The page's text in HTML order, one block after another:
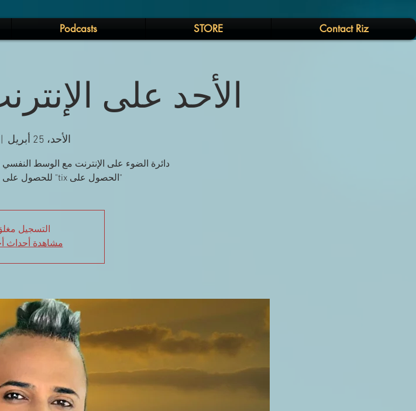
Podcasts STORE Contact Riz
الأحد على
الأحد، 25 أبريل
دائرة الضوء على الإنترنت مع الوسط النفسي
"الحصول على tix" للحصول على مزيد من المعلومات.
التسجيل
مشاهدة أحداث